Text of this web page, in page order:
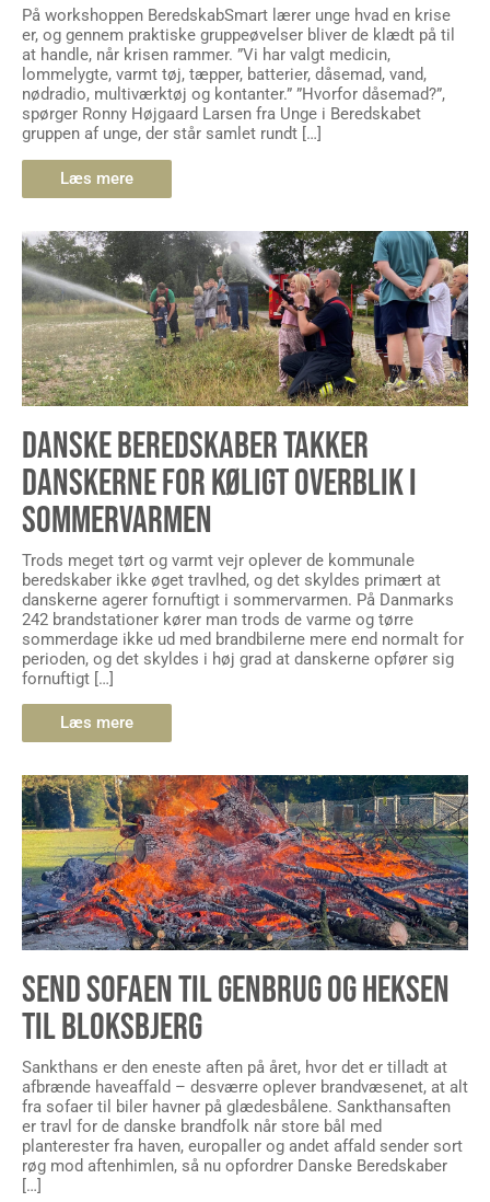
På workshoppen BeredskabSmart lærer unge hvad en krise
er, og gennem praktiske gruppeøvelser bliver de klædt på til
at handle, når krisen rammer. ”Vi har valgt medicin,
lommelygte, varmt tøj, tæpper, batterier, dåsemad, vand,
nødradio, multiværktøj og kontanter.” ”Hvorfor dåsemad?”,
spørger Ronny Højgaard Larsen fra Unge i Beredskabet
gruppen af unge, der står samlet rundt […]
Læs mere
DANSKE BEREDSKABER TAKKER
DANSKERNE FOR KØLIGT OVERBLIK I
SOMMERVARMEN
Trods meget tørt og varmt vejr oplever de kommunale
beredskaber ikke øget travlhed, og det skyldes primært at
danskerne agerer fornuftigt i sommervarmen. På Danmarks
242 brandstationer kører man trods de varme og tørre
sommerdage ikke ud med brandbilerne mere end normalt for
perioden, og det skyldes i høj grad at danskerne opfører sig
fornuftigt […]
Læs mere
SEND SOFAEN TIL GENBRUG OG HEKSEN
TIL BLOKSBJERG
Sankthans er den eneste aften på året, hvor det er tilladt at
afbrænde haveaffald – desværre oplever brandvæsenet, at alt
fra sofaer til biler havner på glædesbålene. Sankthansaften
er travl for de danske brandfolk når store bål med
planterester fra haven, europaller og andet affald sender sort
røg mod aftenhimlen, så nu opfordrer Danske Beredskaber
[…]